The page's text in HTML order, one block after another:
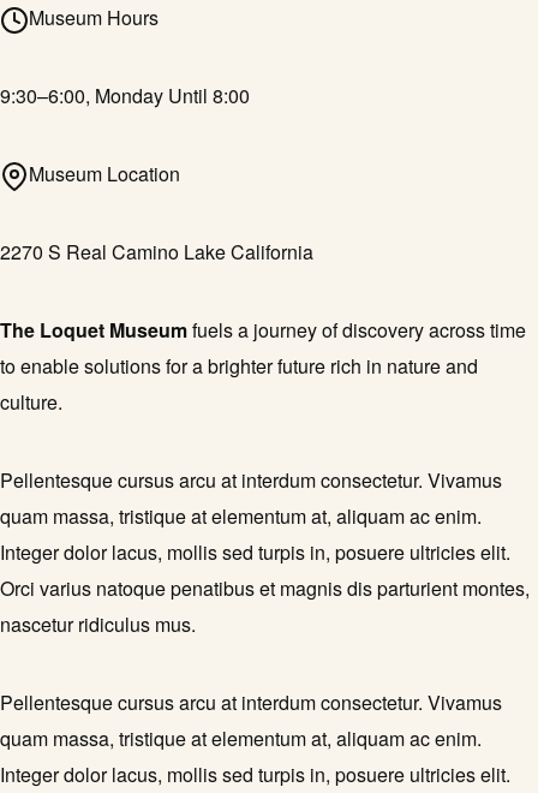
Museum Hours
9:30–6:00, Monday Until 8:00
Museum Location
2270 S Real Camino Lake California
The Loquet Museumfuels a journey of discovery across time
to enable solutions for a brighter future rich in nature and
culture.
Pellentesque cursus arcu at interdum consectetur. Vivamus
quam massa, tristique at elementum at, aliquam ac enim.
Integer dolor lacus, mollis sed turpis in, posuere ultricies elit.
Orci varius natoque penatibus et magnis dis parturient montes,
nascetur ridiculus mus.
Pellentesque cursus arcu at interdum consectetur. Vivamus
quam massa, tristique at elementum at, aliquam ac enim.
Integer dolor lacus, mollis sed turpis in, posuere ultricies elit.